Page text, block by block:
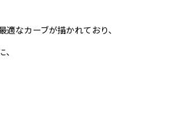
なカーブが描かれており、